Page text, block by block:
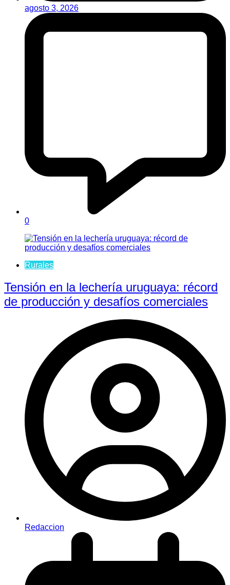
agosto 3, 2026
0
Rurales
Tensión en la lechería uruguaya: récord
de producción y desafíos comerciales
Redaccion